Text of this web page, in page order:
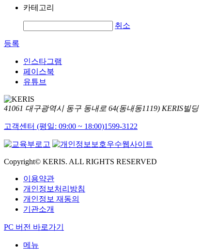
카테고리
취소
등록
인스타그램
페이스북
유튜브
41061 대구광역시 동구 동내로 64(동내동1119) KERIS빌딩
고객센터 (평일: 09:00 ~ 18:00)1599-3122
Copyright© KERIS. ALL RIGHTS RESERVED
이용약관
개인정보처리방침
개인정보 재동의
기관소개
PC 버전 바로가기
메뉴